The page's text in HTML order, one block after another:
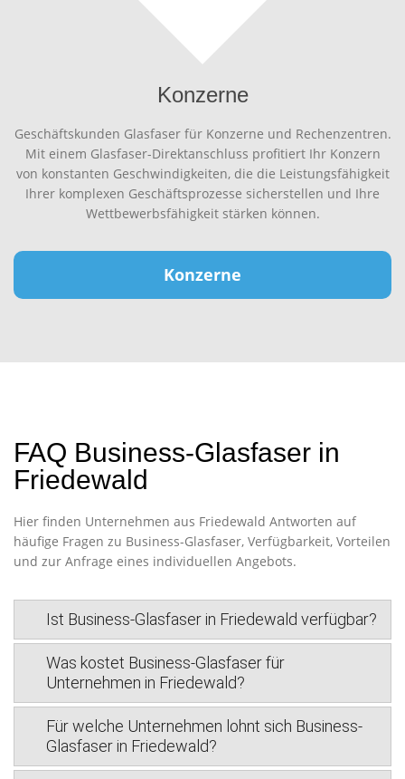
Konzerne
Geschäftskunden Glasfaser für Konzerne und Rechenzentren.
Mit einem Glasfaser-Direktanschluss profitiert Ihr Konzern
von konstanten Geschwindigkeiten, die die Leistungsfähigkeit
Ihrer komplexen Geschäftsprozesse sicherstellen und Ihre
Wettbewerbsfähigkeit stärken können.
Konzerne
FAQ Business-Glasfaser in
Friedewald
Hier finden Unternehmen aus Friedewald Antworten auf
häufige Fragen zu Business-Glasfaser, Verfügbarkeit, Vorteilen
und zur Anfrage eines individuellen Angebots.
Ist Business-Glasfaser in Friedewald verfügbar?
Was kostet Business-Glasfaser für
Unternehmen in Friedewald?
Für welche Unternehmen lohnt sich Business-
Glasfaser in Friedewald?